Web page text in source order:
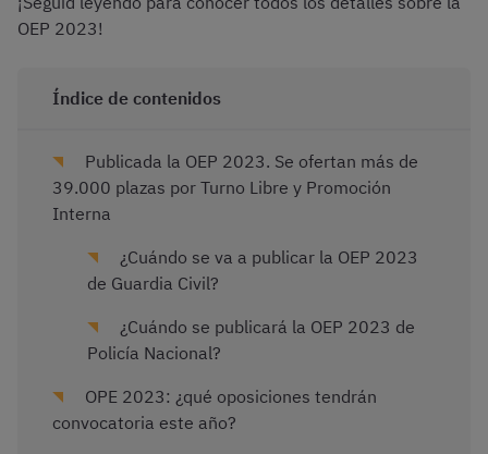
OEP 2023!
Índice de contenidos
Publicada la OEP 2023. Se ofertan más de
39.000 plazas por Turno Libre y Promoción
Interna
¿Cuándo se va a publicar la OEP 2023
de Guardia Civil?
¿Cuándo se publicará la OEP 2023 de
Policía Nacional?
OPE 2023: ¿qué oposiciones tendrán
convocatoria este año?